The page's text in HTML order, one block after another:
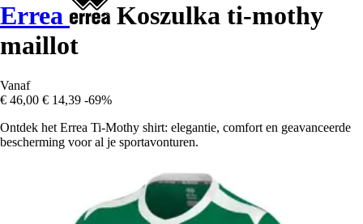
Errea
Koszulka ti-mothy
maillot
Vanaf
€ 46,00 € 14,39 -69%
Ontdek het Errea Ti-Mothy shirt: elegantie, comfort en geavanceerde
bescherming voor al je sportavonturen.